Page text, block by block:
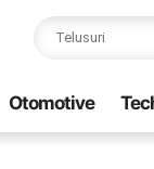
Otomotive